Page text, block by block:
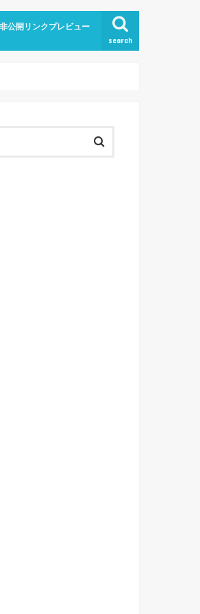
search
非公開リンクプレビュー